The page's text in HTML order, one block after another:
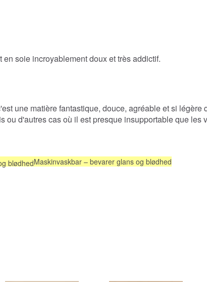
soie incroyablement doux et très addictif.
une matière fantastique, douce, agréable et si légère
ou d'autres cas où il est presque insupportable que les
Maskinvaskbar – bevarer glans og blødhed